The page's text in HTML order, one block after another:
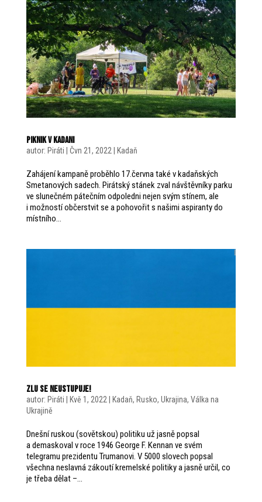
Piknik v Kadani
autor: Piráti | Čvn 21, 2022 | Kadaň
Zahájení kampaně proběhlo 17.června také v kadaňských
Smetanových sadech. Pirátský stánek zval návštěvníky parku
ve slunečném pátečním odpoledni nejen svým stínem, ale
i možností občerstvit se a pohovořit s našimi aspiranty do
místního...
Zlu se neustupuje!
autor: Piráti Kvě 1, 2022 Kadaň, Rusko, Ukrajina, Válka na
Ukrajině
Dnešní ruskou (sovětskou) politiku už jasně popsal
a demaskoval v roce 1946 George F. Kennan ve svém
telegramu prezidentu Trumanovi. V 5000 slovech popsal
všechna neslavná zákoutí kremelské politiky a jasně určil, co
je třeba dělat –...